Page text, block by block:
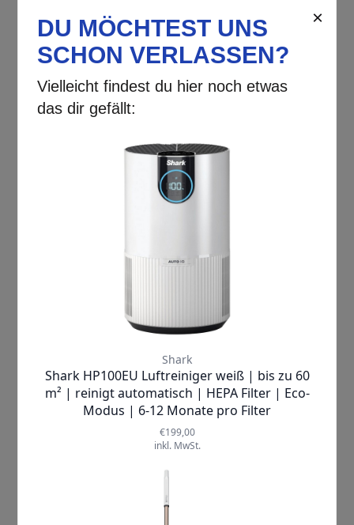
Genießen Sie reine, frische Luft in
Ihrem Zuhause oder Büro und tun Sie
Ihre Gesundheit. Mit diesem
kompakten Kraftpaket schaffen Sie
durchatmen und sich rundum
wohlfühlen können.